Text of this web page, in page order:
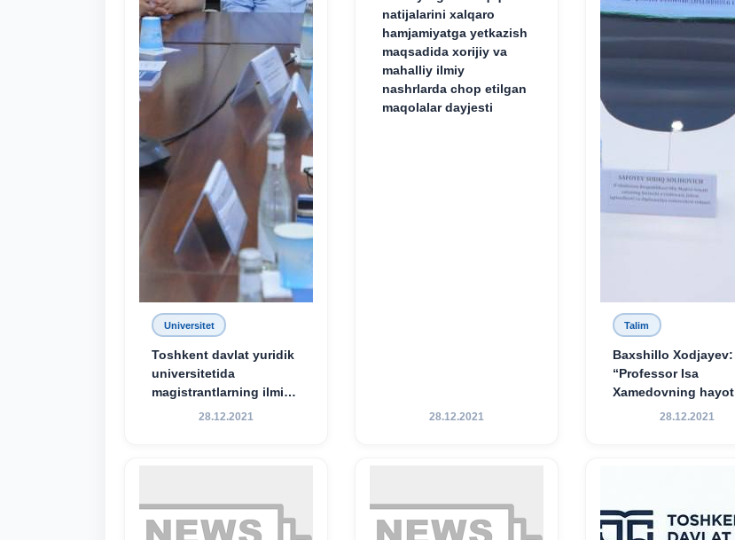
Universitet
Toshkent davlat yuridik
universitetida
magistrantlarning ilmiy-
amaliy konferensiyasi
28.12.2021
natijalarini xalqaro
hamjamiyatga yetkazish
maqsadida xorijiy va
mahalliy ilmiy
nashrlarda chop etilgan
maqolalar dayjesti
28.12.2021
Talim
Baxshillo Xodjayev:
“Professor Isa
Xamedovning hayot
yo‘li — ilm-fanga,
28.12.2021